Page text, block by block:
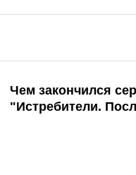
Чем закончился
"Истребители.